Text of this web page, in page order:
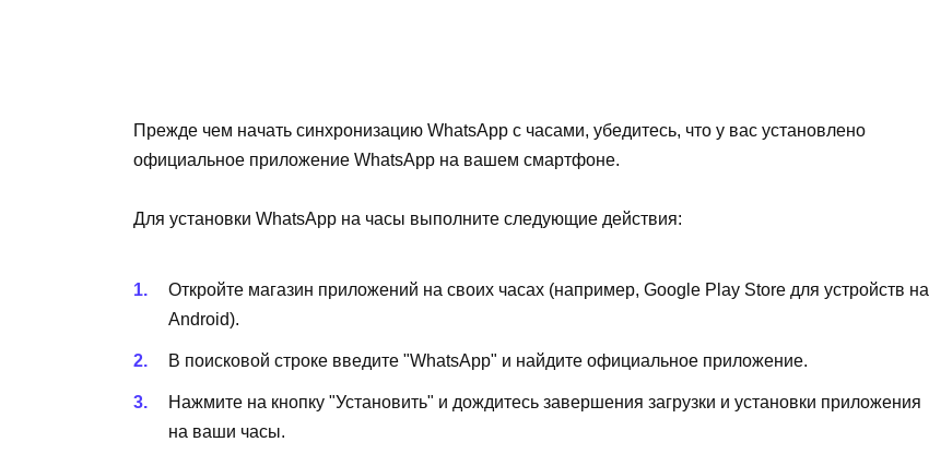
Прежде чем начать синхронизацию WhatsApp с часами, убедитесь, что у вас установлено
официальное приложение WhatsApp на вашем смартфоне.
Для установки WhatsApp на часы выполните следующие действия:
Откройте магазин приложений на своих часах (например, Google Play Store для устройств на
Android).
В поисковой строке введите "WhatsApp" и найдите официальное приложение.
Нажмите на кнопку "Установить" и дождитесь завершения загрузки и установки приложения
на ваши часы.